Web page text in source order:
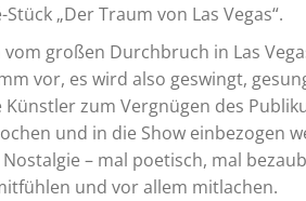
„Der Traum von Las Vegas“.
großen Durchbruch in Las
vor, es wird also geswingt,
zum Vergnügen des
und in die Show einbezogen
– mal poetisch, mal
und vor allem mitlachen.